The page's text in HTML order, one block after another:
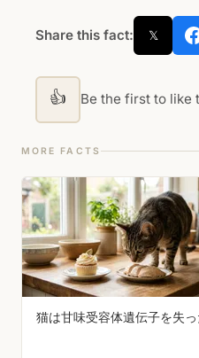
Share this fact: 𝕏
👍 Be the first to like
MORE FACTS
猫は甘味受容体遺伝子を失っ